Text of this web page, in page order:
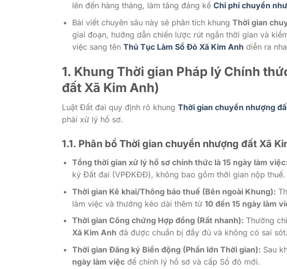
lên đến hàng tháng, làm tăng đáng kể Chi phí chuyển
Bài viết chuyên sâu này sẽ phân tích khung Thời gian
giai đoạn, hướng dẫn chiến lược rút ngắn thời gian và
việc sang tên Thủ Tục Làm Sổ Đỏ Xã Kim Anh diễn ra
1. Khung Thời gian Pháp lý Chính
đất Xã Kim Anh)
Luật Đất đai quy định rõ khung Thời gian chuyển nhượng
phải xử lý hồ sơ.
1.1. Phân bổ Thời gian chuyển nhượng đất Xã
Tổng thời gian xử lý hồ sơ chính thức là 15 ngày làm việc:
ký Đất đai (VPĐKĐĐ), không bao gồm thời gian nộp thuế.
Thời gian Kê khai/Thông báo thuế (Bên ngoài Khung):
làm việc và thường kéo dài thêm từ 10 đến 15 ngày làm
Thời gian Công chứng Hợp đồng (Rất nhanh): Thường
Xã Kim Anh đã được chuẩn bị đầy đủ và không có sai sót.
Thời gian Đăng ký Biến động (Phần lớn Thời gian): Sau
ngày làm việcđể chỉnh lý hồ sơ và cấp Sổ đỏ mới.